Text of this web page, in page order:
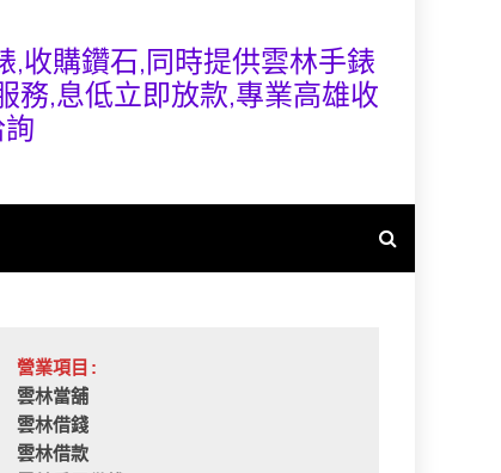
,收購鑽石,同時提供雲林手錶
務,息低立即放款,專業高雄收
營業項目:
雲林當舖
雲林借錢
雲林借款